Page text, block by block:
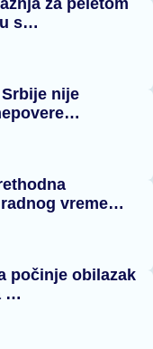
s…
nije
vreme…
počinje obilazak
…